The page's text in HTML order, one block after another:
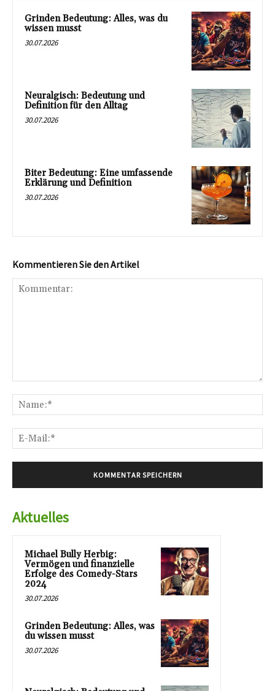
Grinden Bedeutung: Alles, was du
wissen musst
30.07.2026
Neuralgisch: Bedeutung und
Definition für den Alltag
30.07.2026
Biter Bedeutung: Eine umfassende
Erklärung und Definition
30.07.2026
Kommentieren Sie den Artikel
Aktuelles
Michael Bully Herbig:
Vermögen und finanzielle
Erfolge des Comedy-Stars
2024
30.07.2026
Grinden Bedeutung: Alles, was
du wissen musst
30.07.2026